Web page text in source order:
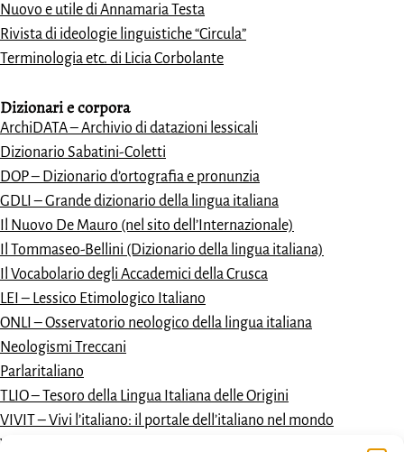
Nuovo e utile di Annamaria Testa
Rivista di ideologie linguistiche “Circula”
Terminologia etc. di Licia Corbolante
Dizionari ecorpora
ArchiDATA – Archivio di datazioni lessicali
Dizionario Sabatini-Coletti
DOP – Dizionario d’ortografia e pronunzia
GDLI – Grande dizionario della lingua italiana
Il Nuovo De Mauro (nel sito dell’Internazionale)
Il Tommaseo-Bellini (Dizionario della lingua italiana)
Il Vocabolario degli Accademici della Crusca
LEI – Lessico Etimologico Italiano
ONLI – Osservatorio neologico della lingua italiana
Neologismi Treccani
Parlaritaliano
TLIO – Tesoro della Lingua Italiana delle Origini
VIVIT – Vivi l’italiano: il portale dell’italiano nel mondo
Vocabolario dantesco